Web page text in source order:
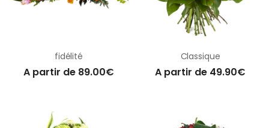
fidélité
A partir de 89.00€
Classique
A partir de 49.90€